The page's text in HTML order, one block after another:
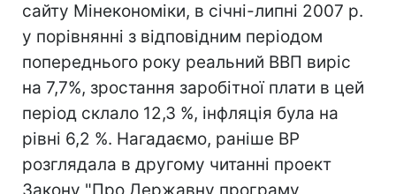
сайту Мінекономіки, в січні-липні 2007 р.
у порівнянні з відповідним періодом
попереднього року реальний ВВП виріс
на 7,7%, зростання заробітної плати в цей
період склало 12,3 %, інфляція була на
рівні 6,2 %. Нагадаємо, раніше ВР
розглядала в другому читанні проект